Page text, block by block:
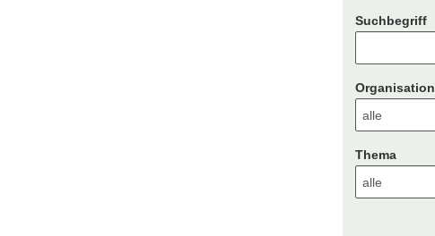
Suchbegriff
Organisation
Thema